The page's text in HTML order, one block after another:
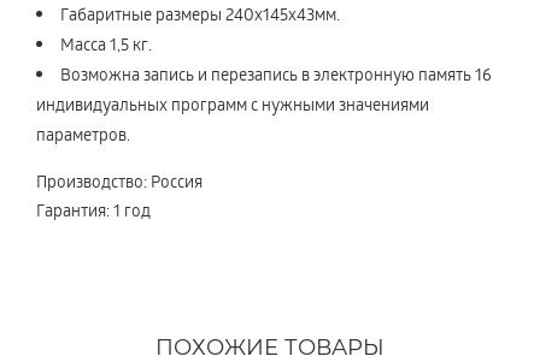
Габаритные размеры 240х145х43мм.
Масса 1,5 кг.
Возможна запись и перезапись в электронную память 16
индивидуальных программ с нужными значениями
параметров.
Производство: Россия
Гарантия: 1 год
ПОХОЖИЕ ТОВАРЫ